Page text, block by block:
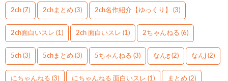
2ch (7) 2chまとめ (3) 2ch名作紹介【ゆっくり】 (3)
2ch面白いスレ (1) 2ch 面白いスレ (1) 2ちゃんねる (6)
5ch (3) 5chまとめ (3) 5ちゃんねる (3) なんg (2) なんj (2)
にちゃんねる (3) にちゃんねる 面白いスレ (1) まとめ (2)